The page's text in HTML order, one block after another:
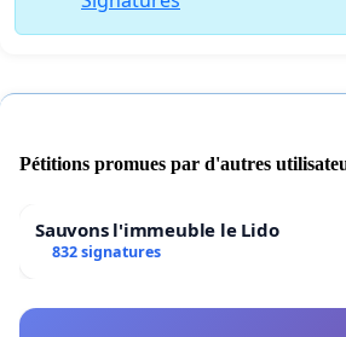
responsabilités en établissant un cadre
une vision à long terme d’une société
citoyens.
Pétitions promues par d'autres
Sauvons l'immeuble le Lido
832 signatures